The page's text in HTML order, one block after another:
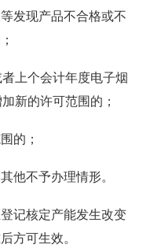
发现产品不合格或不
上个会计年度电子烟
新的许可范围的；
的；
他不予办理情形。
记核定产能发生改变
方可生效。